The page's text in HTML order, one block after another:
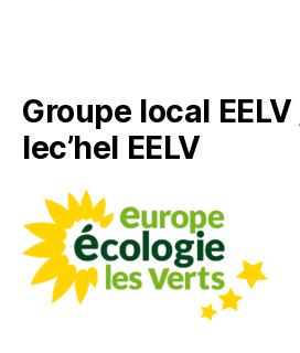
Groupe local
lec’hel EELV